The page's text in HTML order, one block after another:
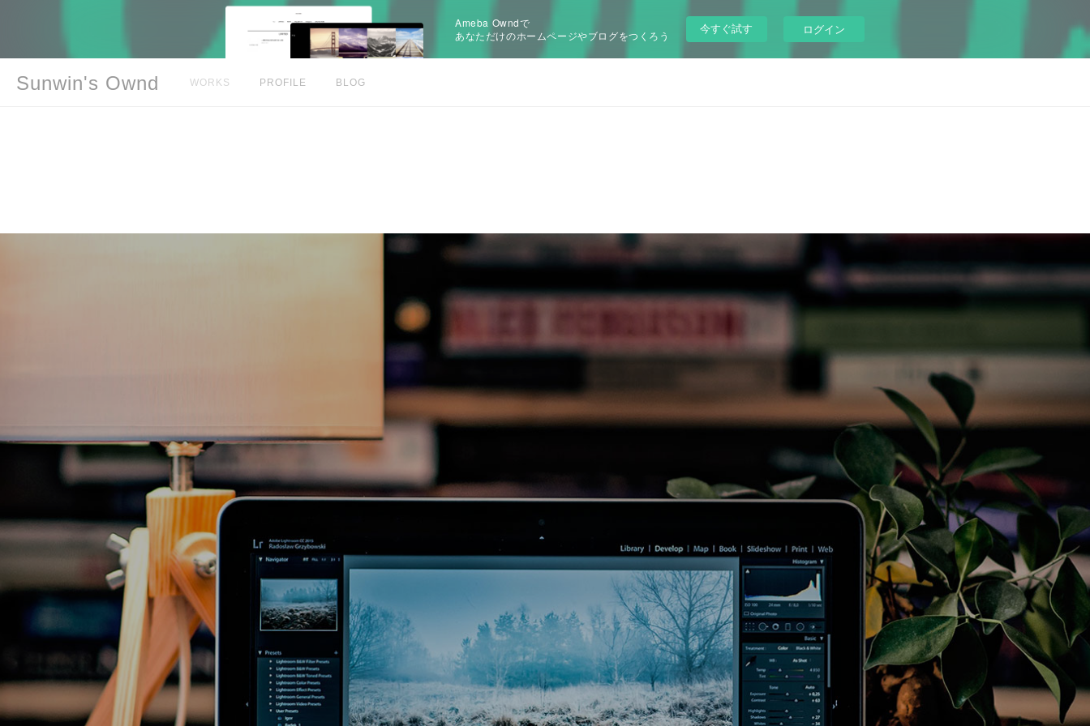
Ameba Owndで
あなただけのホームページやブログをつくろう
今すぐ試す ログイン
Sunwin's Ownd WORKS PROFILE BLOG